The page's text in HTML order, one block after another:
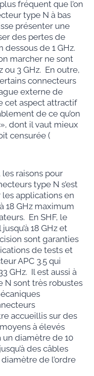
fréquent que l’on
type N à bas
présenter une
des pertes de
de 1 GHz.
marcher ne sont
ou 3 GHz. En outre,
connecteurs
externe de
cet aspect attractif
de ce qu’on
dont il vaut mieux
censurée (
raisons pour
type N s’est
applications en
18 GHz maximum
En SHF, le
18 GHz et
sont garanties
de tests et
APC 3.5 qui
GHz. Il est aussi à
N sont très robustes
accueillis sur des
à élevés
diamètre de 10
des câbles
de l’ordre